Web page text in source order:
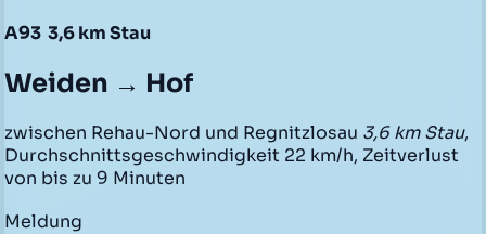
A93 3,6 km Stau
Weiden → Hof
zwischen Rehau-Nord und Regnitzlosau 3,6 km Stau,
Durchschnittsgeschwindigkeit 22 km/h, Zeitverlust
von bis zu 9 Minuten
Meldung